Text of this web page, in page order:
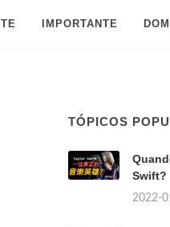
IMPORTANTE
TÓPICOS
Swift?
2022-